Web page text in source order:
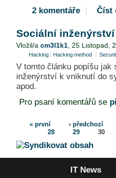
2 komentáře
Číst
Sociální inženýrství
Vložil/a cm3l1k1, 25 Listopad,
Hacking Hacking method
V tomto článku popíšu
inženýrství k vniknutí do
apod.
Pro psaní komentářů se
« první
‹ předchozí
28
29 30
IT News